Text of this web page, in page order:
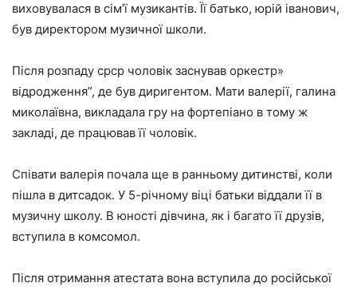
виховувалася в сім’ї музикантів. Її батько, юрій іванович,
був директором музичної школи.
Після розпаду срср чоловік заснував оркестр»
відродження”, де був диригентом. Мати валерії, галина
миколаївна, викладала гру на фортепіано в тому ж
закладі, де працював її чоловік.
Співати валерія почала ще в ранньому дитинстві, коли
пішла в дитсадок. У 5-річному віці батьки віддали її в
музичну школу. В юності дівчина, як і багато її друзів,
вступила в комсомол.
Після отримання атестата вона вступила до російської